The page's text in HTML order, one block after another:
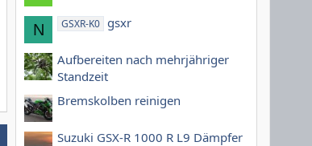
N GSXR-K0 gsxr
Aufbereiten nach mehrjähriger
Standzeit
Bremskolben reinigen
Suzuki GSX-R 1000 R L9 Dämpfer